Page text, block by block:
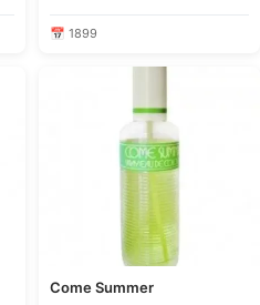
📅 1899
Come Summer